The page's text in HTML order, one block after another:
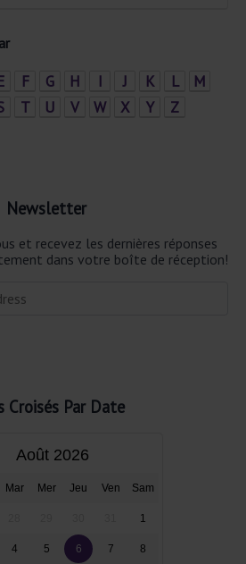
F G H I J K L
M
T U V W X Y Z
Newsletter
et recevez les dernières réponses
dans votre boîte de réception!
Croisés Par Date
Août 2026
Mar Mer Jeu Ven Sam
1
4 5 6 7 8